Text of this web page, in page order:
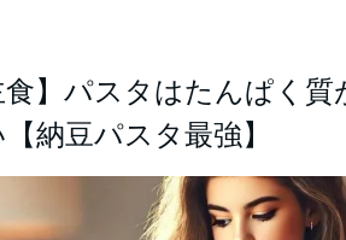
食】パスタはたんぱく
納豆パスタ最強】